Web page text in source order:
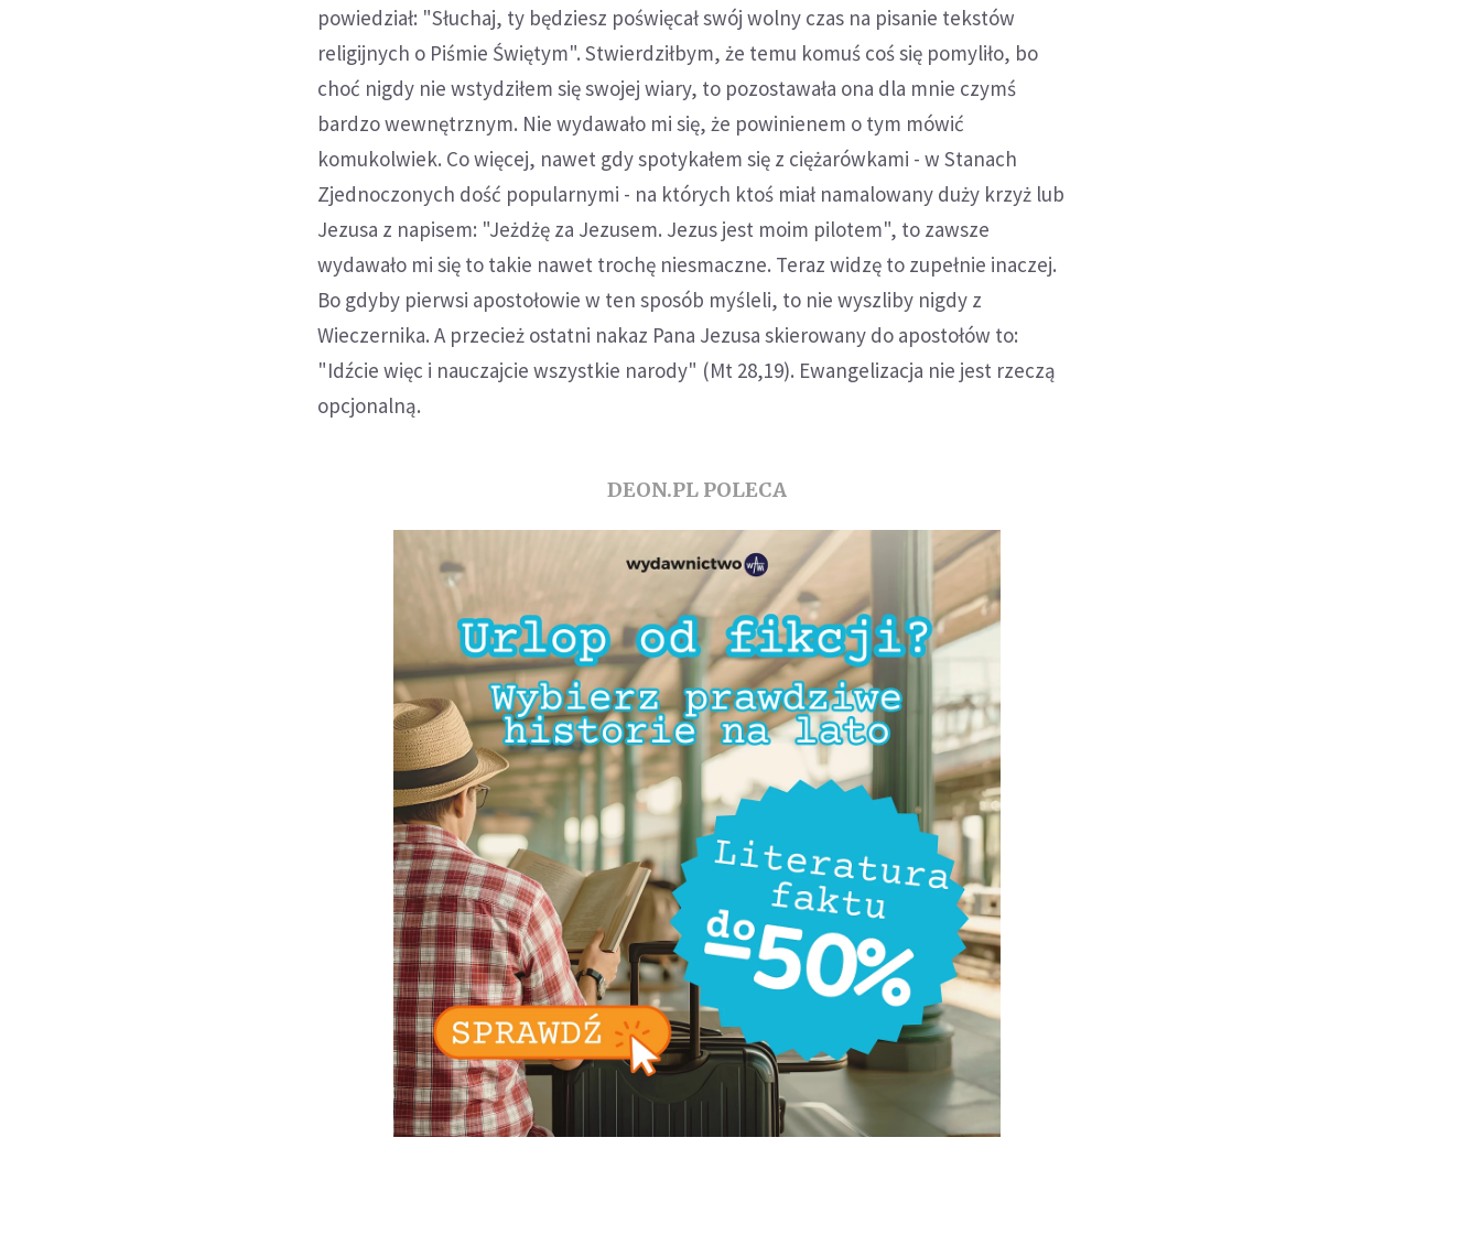
powiedział: "Słuchaj, ty będziesz poświęcał swój wolny czas na pisanie tekstów
religijnych o Piśmie Świętym". Stwierdziłbym, że temu komuś coś się pomyliło, bo
choć nigdy nie wstydziłem się swojej wiary, to pozostawała ona dla mnie czymś
bardzo wewnętrznym. Nie wydawało mi się, że powinienem o tym mówić
komukolwiek. Co więcej, nawet gdy spotykałem się z ciężarówkami - w Stanach
Zjednoczonych dość popularnymi - na których ktoś miał namalowany duży krzyż lub
Jezusa z napisem: "Jeżdżę za Jezusem. Jezus jest moim pilotem", to zawsze
wydawało mi się to takie nawet trochę niesmaczne. Teraz widzę to zupełnie inaczej.
Bo gdyby pierwsi apostołowie w ten sposób myśleli, to nie wyszliby nigdy z
Wieczernika. A przecież ostatni nakaz Pana Jezusa skierowany do apostołów to:
"Idźcie więc i nauczajcie wszystkie narody" (Mt 28,19). Ewangelizacja nie jest rzeczą
opcjonalną.
DEON.PL POLECA